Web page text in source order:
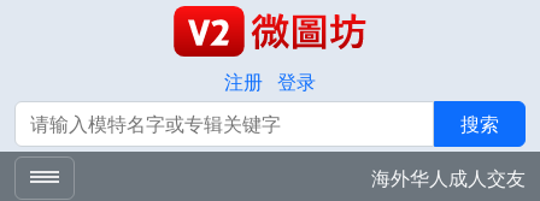
注册 登录
搜索
搜索
海外华人成人交友